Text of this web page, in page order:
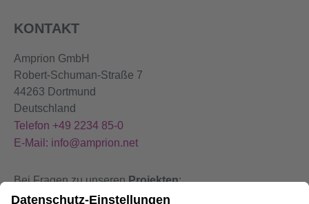
KONTAKT
Amprion GmbH
Robert-Schuman-Straße 7
44263 Dortmund
Deutschland
Telefon +49 2234 85-0
E-Mail: info@amprion.net
Bei Fragen zu unserenProjekten:
+49 800 584 9000